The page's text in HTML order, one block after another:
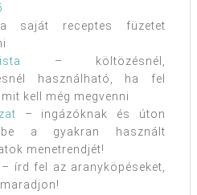
receptes füzetet
– költözésnél,
használható, ha fel
kell még megvenni
– ingázóknak és úton
a gyakran használt
menetrendjét!
– írd fel az aranyköpéseket,